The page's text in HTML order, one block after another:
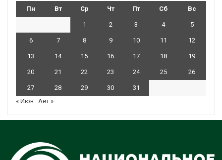
Пн Вт Ср Чт Пт Сб Вс
1 2 3 4 5
6 7 8 9 10 11 12
13 14 15 16 17 18 19
20 21 22 23 24 25 26
27 28 29 30
31
« Июн
Авг »